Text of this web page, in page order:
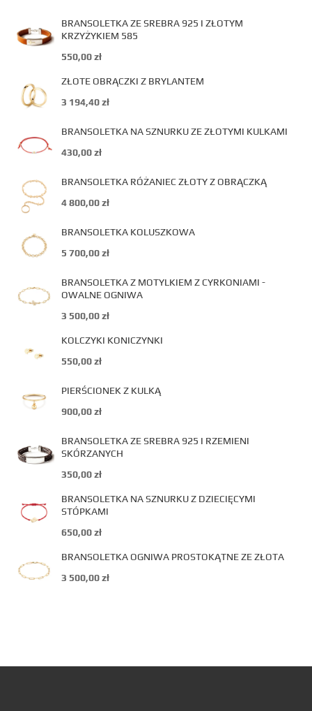
BRANSOLETKA ZE SREBRA 925 I ZŁOTYM
KRZYŻYKIEM 585
550,00zł
ZŁOTE OBRĄCZKI Z BRYLANTEM
3 194,40zł
BRANSOLETKA NA SZNURKU ZE ZŁOTYMI KULKAMI
430,00zł
BRANSOLETKA RÓŻANIEC ZŁOTY Z OBRĄCZKĄ
4 800,00zł
BRANSOLETKA KOLUSZKOWA
5 700,00zł
BRANSOLETKA Z MOTYLKIEM Z CYRKONIAMI -
OWALNE OGNIWA
3 500,00zł
KOLCZYKI KONICZYNKI
550,00zł
PIERŚCIONEK Z KULKĄ
900,00zł
BRANSOLETKA ZE SREBRA 925 I RZEMIENI
SKÓRZANYCH
350,00zł
BRANSOLETKA NA SZNURKU Z DZIECIĘCYMI
STÓPKAMI
650,00zł
BRANSOLETKA OGNIWA PROSTOKĄTNE ZE ZŁOTA
3 500,00zł